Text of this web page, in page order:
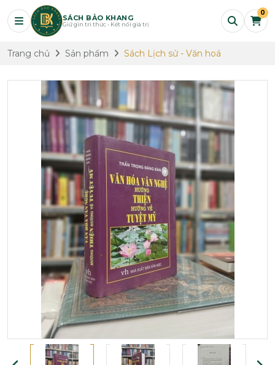
SÁCH BẢO KHANG
Giữ gìn tri thức - Kết nối giá trị
0
Trang chủ Sản phẩm Sách Lịch sử - Văn hoá